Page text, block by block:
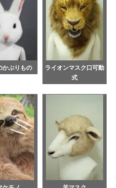
かぶりもの
ライオンマスク口可動
式